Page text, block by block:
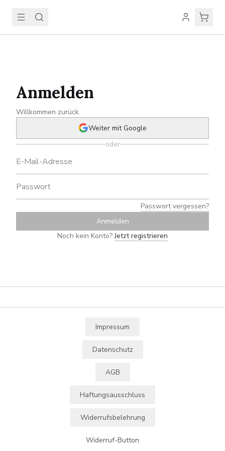
Anmelden
Willkommen zurück.
Weiter mit Google
oder
Passwort vergessen?
Anmelden
Noch kein Konto? Jetzt registrieren
Impressum
Datenschutz
AGB
Haftungsausschluss
Widerrufsbelehrung
Widerruf-Button